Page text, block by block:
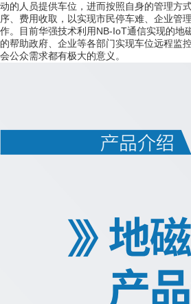
动的人员提供车位，进而按照自身的管理方
序、费用收取，以实现市民停车难、企业管
作。目前华强技术利用NB-IoT通信实现的地
的帮助政府、企业等各部门实现车位远程监
会公众需求都有极大的意义。